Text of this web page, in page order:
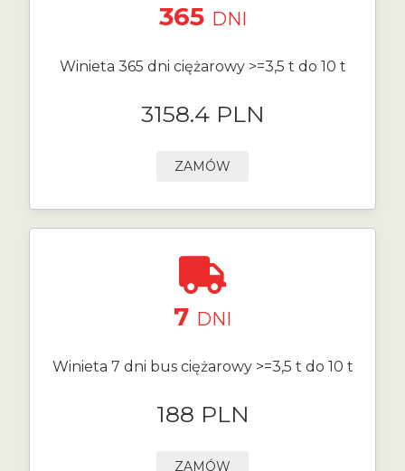
365 DNI
Winieta 365 dni ciężarowy >=3,5 t do 10 t
3158.4 PLN
ZAMÓW
7 DNI
Winieta 7 dni bus ciężarowy >=3,5 t do 10 t
188 PLN
ZAMÓW